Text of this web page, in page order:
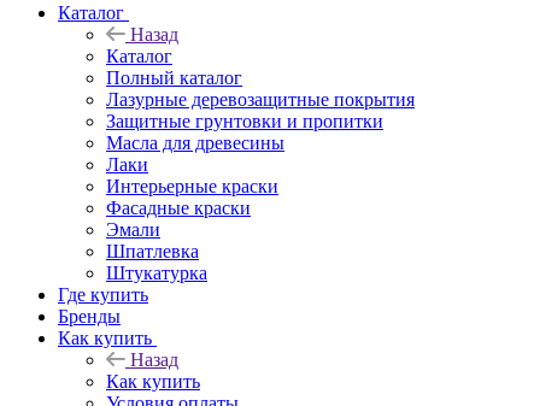
Каталог
Назад
Каталог
Полный каталог
Лазурные деревозащитные покрытия
Защитные грунтовки и пропитки
Масла для древесины
Лаки
Интерьерные краски
Фасадные краски
Эмали
Шпатлевка
Штукатурка
Где купить
Бренды
Как купить
Назад
Как купить